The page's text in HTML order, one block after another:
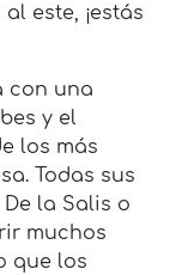
este, ¡estás
con una
y el
los más
Todas sus
la Salis o
muchos
que los